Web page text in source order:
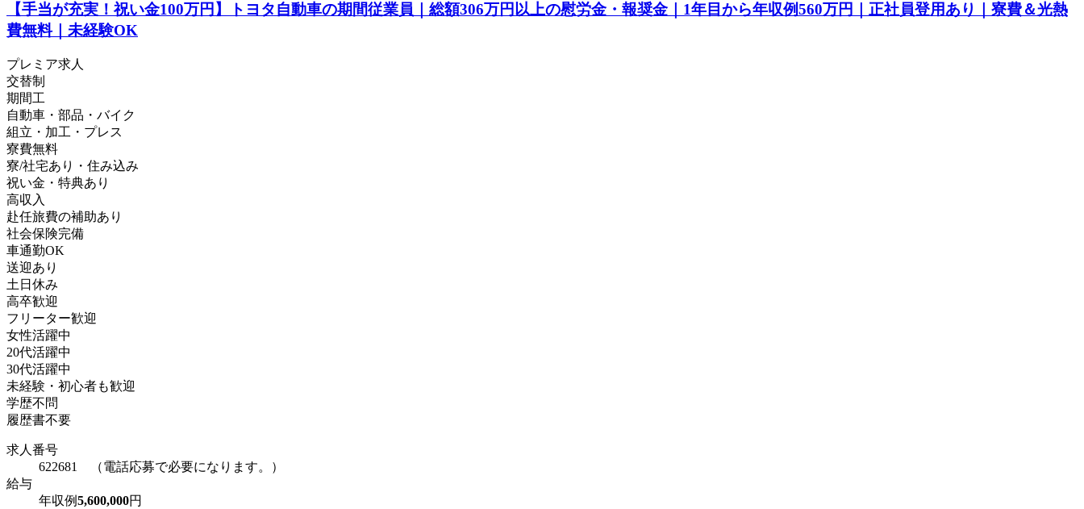
【手当が充実！祝い金100万円】トヨタ自動車の期間従業員｜総額306万円以上の慰労金・報奨金｜1年目から年収例560万円｜正社員登用あり｜寮費＆光熱
費無料｜未経験OK
プレミア求人
交替制
期間工
自動車・部品・バイク
組立・加工・プレス
寮費無料
寮/社宅あり・住み込み
祝い金・特典あり
高収入
赴任旅費の補助あり
社会保険完備
車通勤OK
送迎あり
土日休み
高卒歓迎
フリーター歓迎
女性活躍中
20代活躍中
30代活躍中
未経験・初心者も歓迎
学歴不問
履歴書不要
求人番号
622681 （電話応募で必要になります。）
給与
年収例5,600,000円